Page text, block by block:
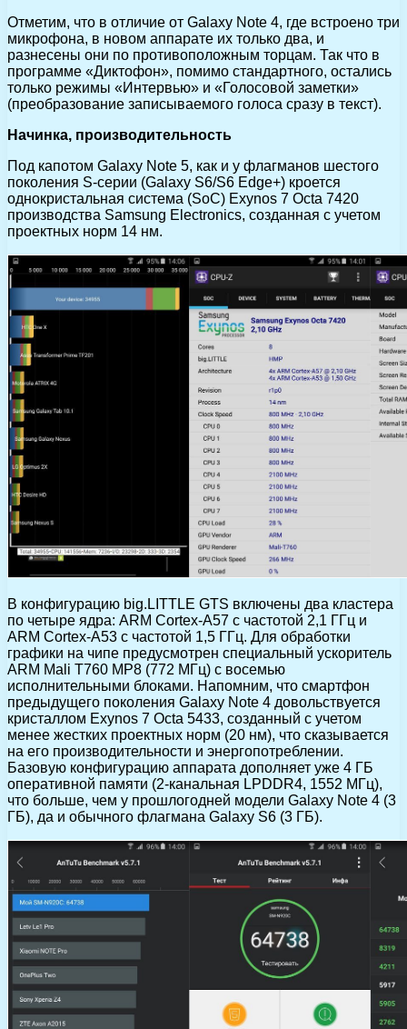
Отметим, что в отличие от Galaxy Note 4, где встроено три
микрофона, в новом аппарате их только два, и
разнесены они по противоположным торцам. Так что в
программе «Диктофон», помимо стандартного, остались
только режимы «Интервью» и «Голосовой заметки»
(преобразование записываемого голоса сразу в текст).
Начинка, производительность
Под капотом Galaxy Note 5, как и у флагманов шестого
поколения S-серии (Galaxy S6/S6 Edge+) кроется
однокристальная система (SoC) Exynos 7 Octa 7420
производства Samsung Electronics, созданная с учетом
проектных норм 14 нм.
В конфигурацию big.LITTLE GTS включены два кластера
по четыре ядра: ARM Cortex-A57 с частотой 2,1 ГГц и
ARM Cortex-A53 с частотой 1,5 ГГц. Для обработки
графики на чипе предусмотрен специальный ускоритель
ARM Mali T760 MP8 (772 МГц) с восемью
исполнительными блоками. Напомним, что смартфон
предыдущего поколения Galaxy Note 4 довольствуется
кристаллом Exynos 7 Octa 5433, созданный с учетом
менее жестких проектных норм (20 нм), что сказывается
на его производительности и энергопотреблении.
Базовую конфигурацию аппарата дополняет уже 4 ГБ
оперативной памяти (2-канальная LPDDR4, 1552 МГц),
что больше, чем у прошлогодней модели Galaxy Note 4 (3
ГБ), да и обычного флагмана Galaxy S6 (3 ГБ).